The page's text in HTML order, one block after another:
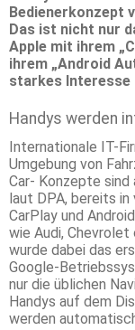
Bedienerkonzept
Das ist nicht nur
Apple mit ihrem
ihrem „Android
starkes Interesse
Handys werden
Internationale IT-
Umgebung von
Car- Konzepte
laut DPA, bereits
CarPlay und
wie Audi,
wurde dabei das
Google-
nur die üblichen
Handys auf dem
werden